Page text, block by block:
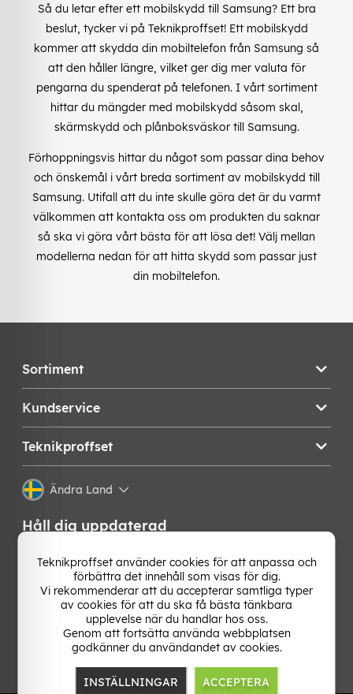
Så du letar efter ett mobilskydd till Samsung? Ett bra
beslut, tycker vi på Teknikproffset! Ett mobilskydd
kommer att skydda din mobiltelefon från Samsung så
att den håller längre, vilket ger dig mer valuta för
pengarna du spenderat på telefonen. I vårt sortiment
hittar du mängder med mobilskydd såsom skal,
skärmskydd och plånboksväskor till Samsung.
Förhoppningsvis hittar du något som passar dina behov
och önskemål i vårt breda sortiment av mobilskydd till
Samsung. Utifall att du inte skulle göra det är du varmt
välkommen att kontakta oss om produkten du saknar
så ska vi göra vårt bästa för att lösa det! Välj mellan
modellerna nedan för att hitta skydd som passar just
din mobiltelefon.
Sortiment
Kundservice
Teknikproffset
Ändra Land
Håll dig uppdaterad
Få de senaste nyheterna, hetaste erbjudandena och
bästa tipsen från oss direkt i din mejlkorg. Signa upp på
vårt nyhetsbrev!
Teknikproffset använder cookies för att anpassa och
förbättra det innehåll som visas för dig.
Vi rekommenderar att du accepterar samtliga typer
av cookies för att du ska få bästa tänkbara
upplevelse när du handlar hos oss.
Genom att fortsätta använda webbplatsen
godkänner du användandet av cookies.
INSTÄLLNINGAR ACCEPTERA